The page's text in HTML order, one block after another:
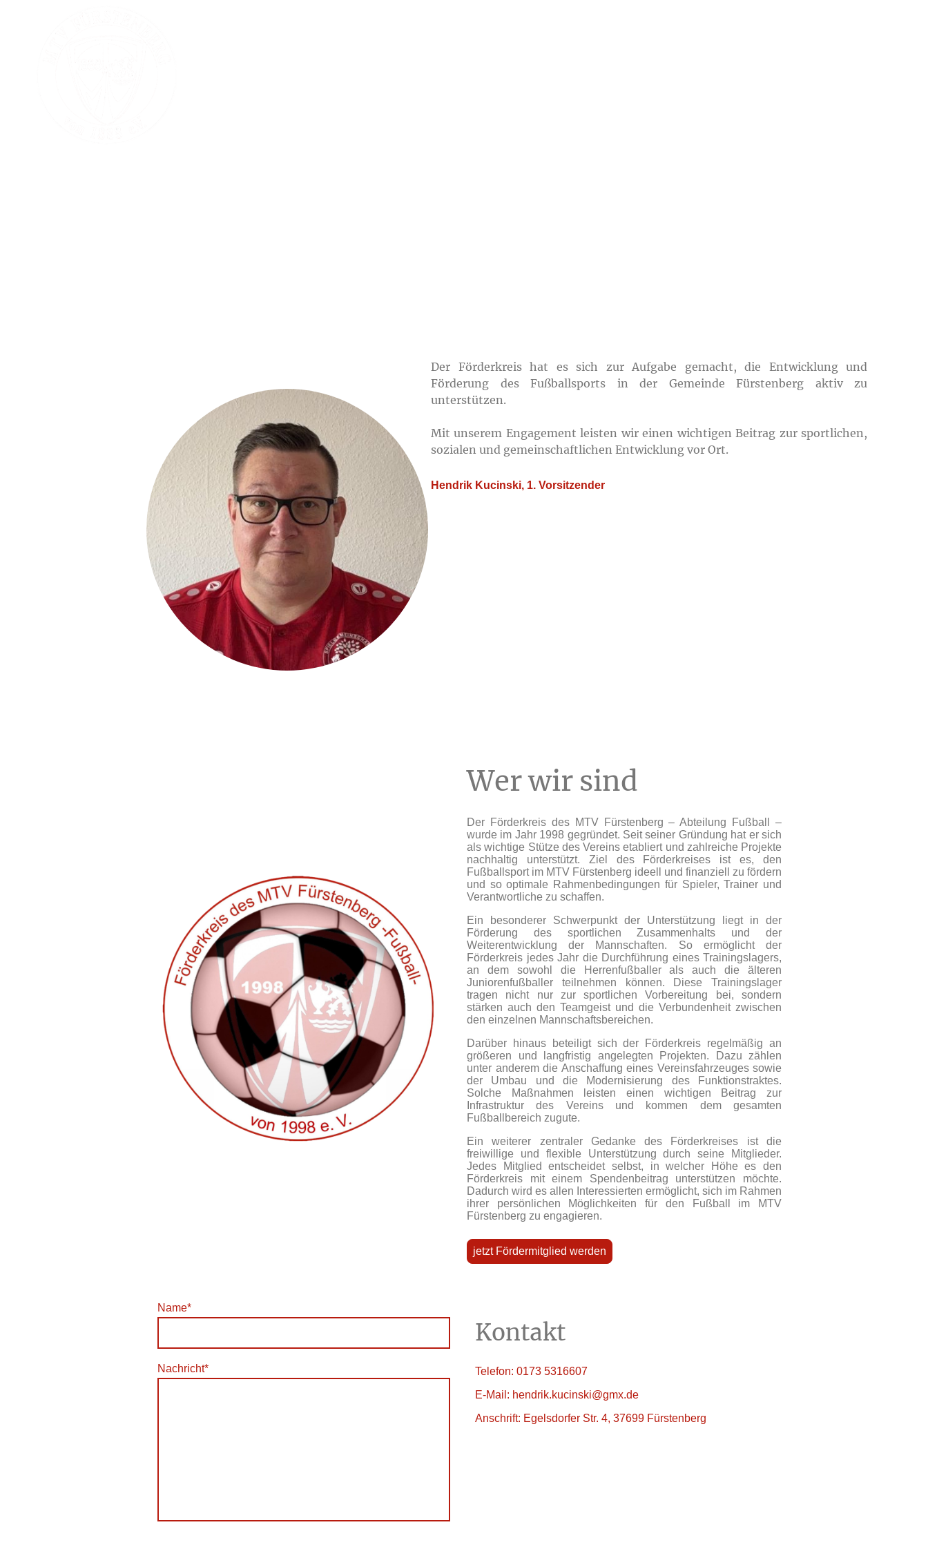
Der Förderkreis hat es sich zur Aufgabe gemacht, die Entwicklung und
Förderung des Fußballsports in der Gemeinde Fürstenberg aktiv zu
unterstützen.
Mit unserem Engagement leisten wir einen wichtigen Beitrag zur sportlichen,
sozialen und gemeinschaftlichen Entwicklung vor Ort.
Hendrik Kucinski, 1. Vorsitzender
Wer wir sind
Der Förderkreis des MTV Fürstenberg – Abteilung Fußball –
wurde im Jahr 1998 gegründet. Seit seiner Gründung hat er sich
als wichtige Stütze des Vereins etabliert und zahlreiche Projekte
nachhaltig unterstützt. Ziel des Förderkreises ist es, den
Fußballsport im MTV Fürstenberg ideell und finanziell zu fördern
und so optimale Rahmenbedingungen für Spieler, Trainer und
Verantwortliche zu schaffen.
Ein besonderer Schwerpunkt der Unterstützung liegt in der
Förderung des sportlichen Zusammenhalts und der
Weiterentwicklung der Mannschaften. So ermöglicht der
Förderkreis jedes Jahr die Durchführung eines Trainingslagers,
an dem sowohl die Herrenfußballer als auch die älteren
Juniorenfußballer teilnehmen können. Diese Trainingslager
tragen nicht nur zur sportlichen Vorbereitung bei, sondern
stärken auch den Teamgeist und die Verbundenheit zwischen
den einzelnen Mannschaftsbereichen.
Darüber hinaus beteiligt sich der Förderkreis regelmäßig an
größeren und langfristig angelegten Projekten. Dazu zählen
unter anderem die Anschaffung eines Vereinsfahrzeuges sowie
der Umbau und die Modernisierung des Funktionstraktes.
Solche Maßnahmen leisten einen wichtigen Beitrag zur
Infrastruktur des Vereins und kommen dem gesamten
Fußballbereich zugute.
Ein weiterer zentraler Gedanke des Förderkreises ist die
freiwillige und flexible Unterstützung durch seine Mitglieder.
Jedes Mitglied entscheidet selbst, in welcher Höhe es den
Förderkreis mit einem Spendenbeitrag unterstützen möchte.
Dadurch wird es allen Interessierten ermöglicht, sich im Rahmen
ihrer persönlichen Möglichkeiten für den Fußball im MTV
Fürstenberg zu engagieren.
jetzt Fördermitglied werden
Name*
Nachricht*
Kontakt
Telefon: 0173 5316607
E-Mail: hendrik.kucinski@gmx.de
Anschrift: Egelsdorfer Str. 4, 37699 Fürstenberg